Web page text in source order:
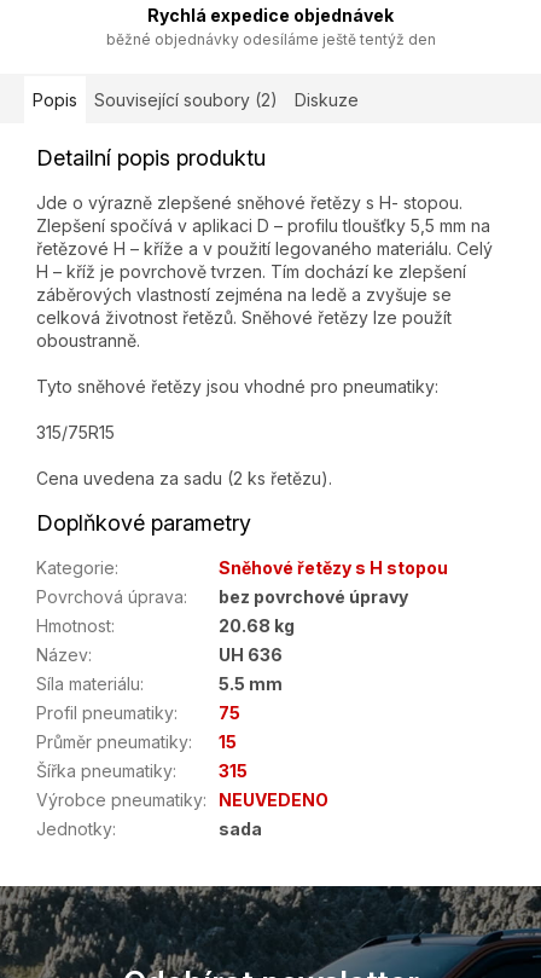
Rychlá expedice objednávek
běžné objednávky odesíláme ještě tentýž den
Popis Související soubory (2) Diskuze
Detailní popis produktu
Jde o výrazně zlepšené sněhové řetězy s H- stopou.
Zlepšení spočívá v aplikaci D – profilu tloušťky 5,5 mm na
řetězové H – kříže a v použití legovaného materiálu. Celý
H – kříž je povrchově tvrzen. Tím dochází ke zlepšení
záběrových vlastností zejména na ledě a zvyšuje se
celková životnost řetězů. Sněhové řetězy lze použít
oboustranně.
Tyto sněhové řetězy jsou vhodné pro pneumatiky:
315/75R15
Cena uvedena za sadu (2 ks řetězu).
Doplňkové parametry
Kategorie:
Sněhové řetězy s H stopou
Povrchová úprava:
bez povrchové úpravy
Hmotnost:
20.68 kg
Název:
UH 636
Síla materiálu:
5.5 mm
Profil pneumatiky:
75
Průměr pneumatiky:
15
Šířka pneumatiky:
315
Výrobce pneumatiky:
NEUVEDENO
Jednotky: sada
Z
á
p